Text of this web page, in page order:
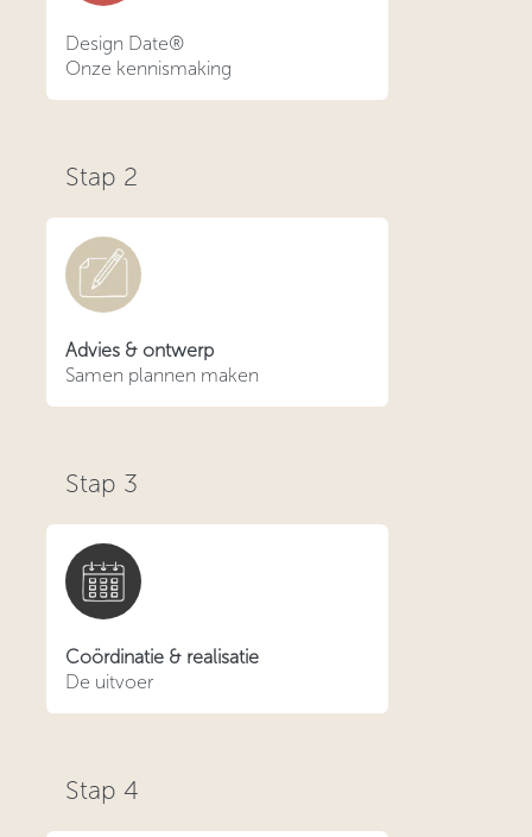
Design Date®
Onze kennismaking
Stap 2
Advies & ontwerp
Samen plannen maken
Stap 3
Coördinatie & realisatie
De uitvoer
Stap 4